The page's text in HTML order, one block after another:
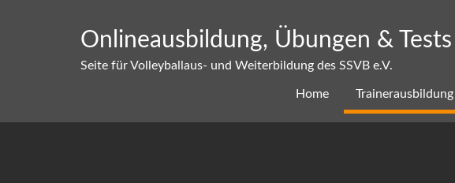
Onlineausbildung, Übungen & Tests
Seite für Volleyballaus- und Weiterbildung des SSVB e.V.
Home Trainerausbildung